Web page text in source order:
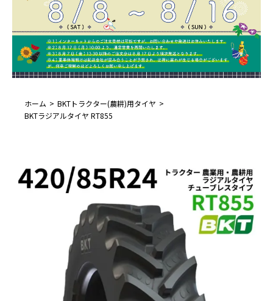
ホーム
BKTトラクター(農耕)用タイヤ
BKTラジアルタイヤ RT855